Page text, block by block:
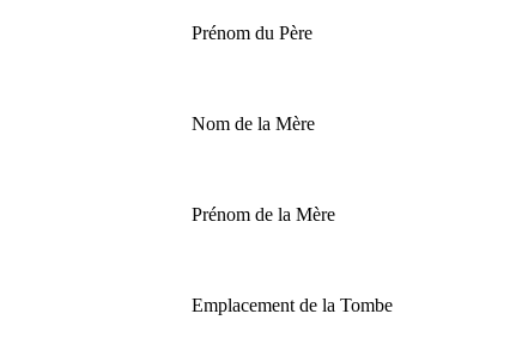
Prénom du Père
Nom de la Mère
Prénom de la Mère
Emplacement de la Tombe